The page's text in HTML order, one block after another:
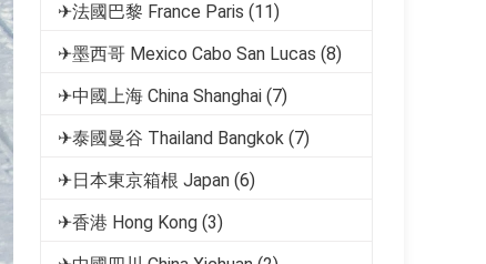
✈法國巴黎 France Paris (11)
✈墨西哥 Mexico Cabo San Lucas (8)
✈中國上海 China Shanghai (7)
✈泰國曼谷 Thailand Bangkok (7)
✈日本東京箱根 Japan (6)
✈香港 Hong Kong (3)